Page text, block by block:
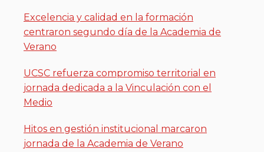
Excelencia y calidad en la formación
centraron segundo día de la Academia de
Verano
UCSC refuerza compromiso territorial en
jornada dedicada a la Vinculación con el
Medio
Hitos en gestión institucional marcaron
jornada de la Academia de Verano